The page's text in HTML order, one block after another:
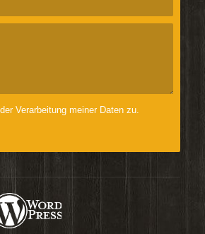
Verarbeitung meiner Daten zu.